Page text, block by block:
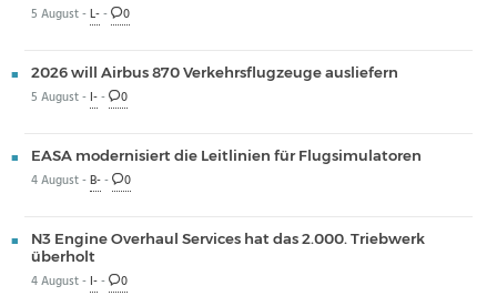
5 August -L-- 0
2026 will Airbus 870 Verkehrsflugzeuge ausliefern
5 August - I-- 0
EASA modernisiert die Leitlinien für Flugsimulatoren
4 August -B-- 0
N3 Engine Overhaul Services hat das 2.000. Triebwerk
überholt
4 August - I-- 0